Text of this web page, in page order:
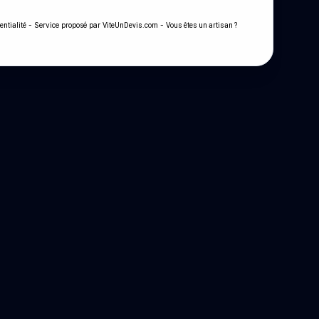
- Service proposé par ViteUnDevis.com - Vous êtes un artisan ?